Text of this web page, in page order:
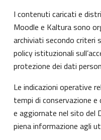
I contenuti caricati e
Moodle e Kaltura sono
archiviati secondo criteri
policy istituzionali
protezione dei dati
Le indicazioni operative
tempi di conservazione
e aggiornate nel sito del
piena informazione agli